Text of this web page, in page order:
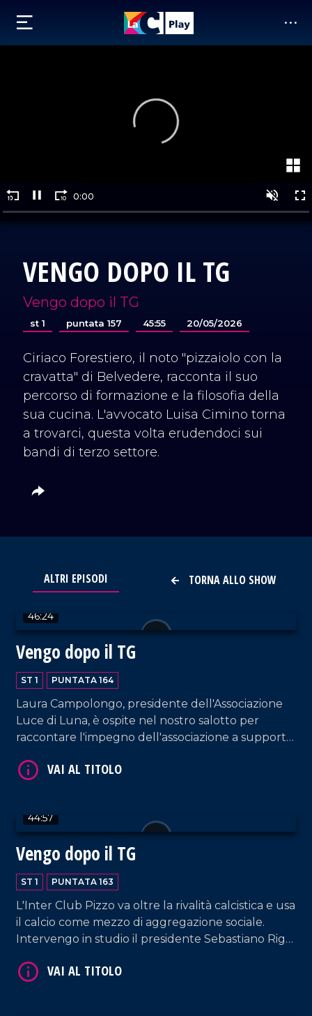
VENGO DOPO IL TG
Vengo dopo il TG
st 1 puntata 157 45:55 20/05/2026
Ciriaco Forestiero, il noto "pizzaiolo con la
cravatta" di Belvedere, racconta il suo
percorso di formazione e la filosofia della
sua cucina. L'avvocato Luisa Cimino torna
a trovarci, questa volta erudendoci sui
bandi di terzo settore.
TORNA ALLO SHOW
ALTRI EPISODI
46:24
Vengo dopo il TG
ST 1 PUNTATA 164
Laura Campolongo, presidente dell'Associazione
Luce di Luna, è ospite nel nostro salotto per
raccontare l'impegno dell'associazione a supporto
genetiche rare, tra cui il progetto "Ospedali
fondatore del progetto.
VAI AL TITOLO
44:57
Vengo dopo il TG
ST 1 PUNTATA 163
L'Inter Club Pizzo va oltre la rivalità calcistica e usa
il calcio come mezzo di aggregazione sociale.
Intervengo in studio il presidente Sebastiano Riga
settore dei bambini.
VAI AL TITOLO